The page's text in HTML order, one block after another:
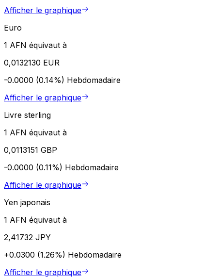
Afficher le graphique
Euro
1 AFN équivaut à
0,0132130 EUR
-0.0000 (0.14%) Hebdomadaire
Afficher le graphique
Livre sterling
1 AFN équivaut à
0,0113151 GBP
-0.0000 (0.11%) Hebdomadaire
Afficher le graphique
Yen japonais
1 AFN équivaut à
2,41732 JPY
+0.0300 (1.26%) Hebdomadaire
Afficher le graphique